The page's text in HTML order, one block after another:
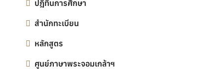
ปฎิทินการศึกษา
สำนักทะเบียน
หลักสูตร
ศูนย์ภาษาพระจอมเกล้าฯ